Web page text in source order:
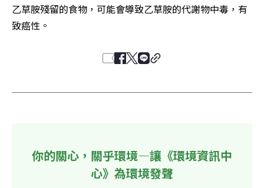
乙草胺殘留的食物，可能會導致乙草胺的代謝物中毒，有
致癌性。
你的關心，關乎環境—讓《環境資訊中
心》為環境發聲